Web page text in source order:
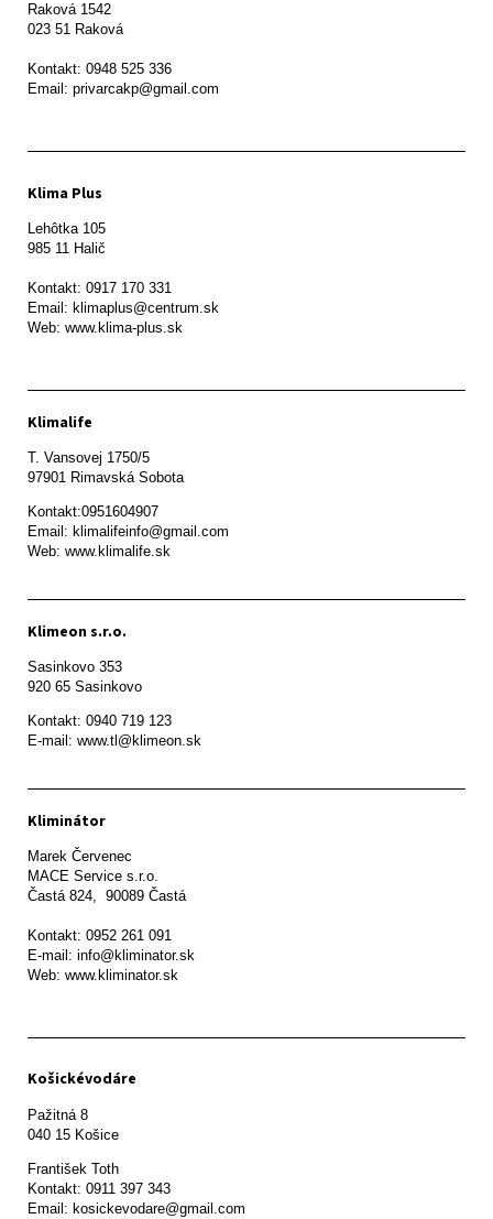
Raková 1542
023 51 Raková
Kontakt: 0948 525 336
Email: privarcakp@gmail.com
Klima Plus
Lehôtka 105
985 11 Halič
Kontakt: 0917 170 331
Email: klimaplus@centrum.sk
Klimalife
T. Vansovej 1750/5
97901 Rimavská Sobota
Kontakt:0951604907
Email: klimalifeinfo@gmail.com
Web: www.klimalife.sk
Klimeon s.r.o.
Sasinkovo 353
920 65 Sasinkovo
Kontakt: 0940 719 123
E-mail: www.tl@klimeon.sk
Kliminátor
Marek Červenec
MACE Service s.r.o.
Častá 824,  90089 Častá
Kontakt: 0952 261 091
E-mail: info@kliminator.sk
Web: www.kliminator.sk
Košickévodáre
Pažitná 8
František Toth
Kontakt: 0911 397 343
Email: kosickevodare@gmail.com